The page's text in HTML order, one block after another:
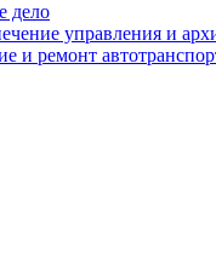
дело
управления и
и ремонт